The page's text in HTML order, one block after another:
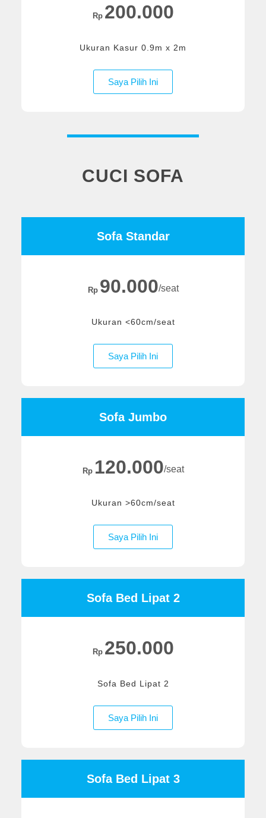
Rp 200.000
Ukuran Kasur 0.9m x 2m
Saya Pilih Ini
CUCI SOFA
Sofa Standar
Rp 90.000/seat
Ukuran <60cm/seat
Saya Pilih Ini
Sofa Jumbo
Rp 120.000/seat
Ukuran >60cm/seat
Saya Pilih Ini
Sofa Bed Lipat 2
Rp 250.000
Sofa Bed Lipat 2
Saya Pilih Ini
Sofa Bed Lipat 3